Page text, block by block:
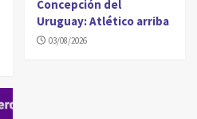
Concepción del
Uruguay: Atlético arriba
03/08/2026